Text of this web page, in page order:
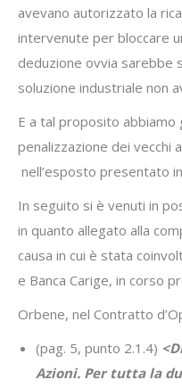
avevano autorizzato la
intervenute per bloccare
deduzione ovvia sarebbe
soluzione industriale non
E a tal proposito
penalizzazione dei vecchi
nell’esposto presentato
In seguito si è venuti in
in quanto allegato alla
causa in cui è stata
e Banca Carige, in corso
Orbene, nel Contratto
(pag. 5, punto 2.1.4)
Azioni. Per tutta la